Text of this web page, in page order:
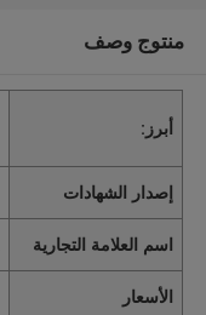
منتوج وصف
أبرز:
إصدار الشهادات
اسم العلامة التجارية
الأسعار